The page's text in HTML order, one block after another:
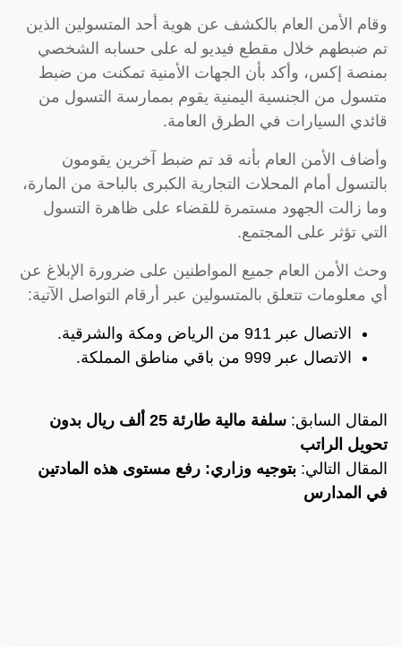
وقام الأمن العام بالكشف عن هوية أحد المتسولين الذين
تم ضبطهم خلال مقطع فيديو له على حسابه الشخصي
بمنصة إكس، وأكد بأن الجهات الأمنية تمكنت من ضبط
متسول من الجنسية اليمنية يقوم بممارسة التسول من
قائدي السيارات في الطرق العامة.
وأضاف الأمن العام بأنه قد تم ضبط آخرين يقومون
بالتسول أمام المحلات التجارية الكبرى بالباحة من المارة،
وما زالت الجهود مستمرة للقضاء على ظاهرة التسول
التي تؤثر على المجتمع.
وحث الأمن العام جميع المواطنين على ضرورة الإبلاغ عن
أي معلومات تتعلق بالمتسولين عبر أرقام التواصل الآتية:
الاتصال عبر 911 من الرياض ومكة والشرقية.
الاتصال عبر 999 من باقي مناطق المملكة.
المقال السابق:
سلفة مالية طارئة 25 ألف ريال بدون
تحويل الراتب
المقال التالي: بتوجيه وزاري: رفع مستوى هذه المادتين
في المدارس